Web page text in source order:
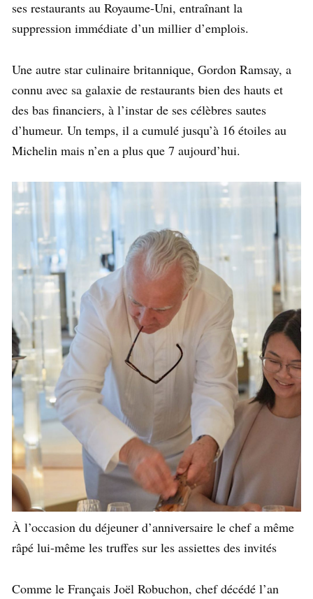
ses restaurants au Royaume-Uni, entraînant la
suppression immédiate d’un millier d’emplois.
Une autre star culinaire britannique, Gordon Ramsay, a
connu avec sa galaxie de restaurants bien des hauts et
des bas financiers, à l’instar de ses célèbres sautes
d’humeur. Un temps, il a cumulé jusqu’à 16 étoiles au
Michelin mais n’en a plus que 7 aujourd’hui.
À l’occasion du déjeuner d’anniversaire le chef a même
râpé lui-même les truffes sur les assiettes des invités
Comme le Français Joël Robuchon, chef décédé l’an